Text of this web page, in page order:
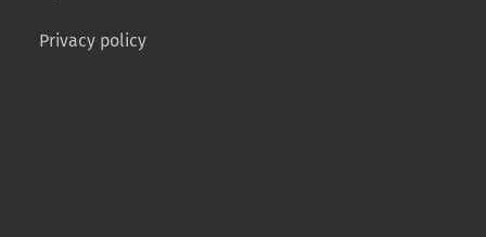
Privacy policy